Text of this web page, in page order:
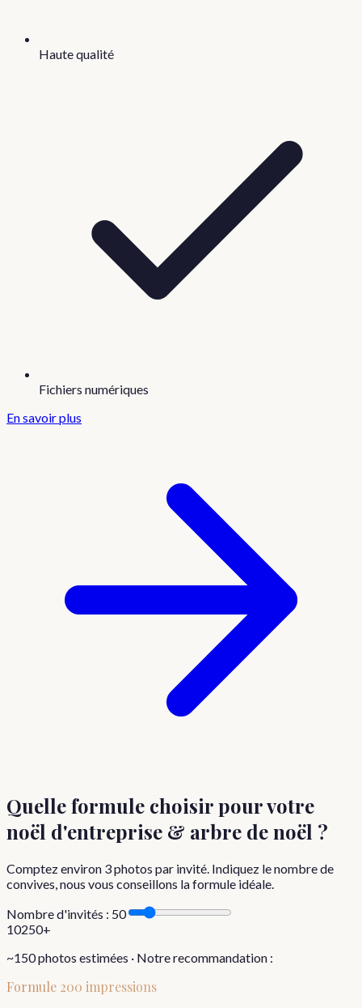
Haute qualité
Fichiers numériques
En savoir plus
Quelle formule choisirpour votre
noël d'entreprise & arbre de noël ?
Comptez environ 3photos par invité. Indiquez le nombre de
convives, nous vous conseillons la formule idéale.
Nombre d'invités : 50
10250+
~150photos estimées · Notre recommandation :
Formule 200 impressions